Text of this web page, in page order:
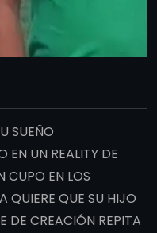
SUEÑO
EN UN REALITY DE
CUPO EN LOS
QUIERE QUE SU HIJO
DE CREACIÓN REPITA